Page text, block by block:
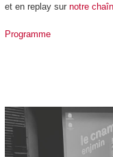
et en replay sur notre
Programme